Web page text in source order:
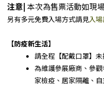
注意| 本次為售票活動如現
另有多元免費入場方式請見入
【防疫新生活】
請全程【配戴口罩】
為維護參展廠商、參
家檢疫、居家隔離、